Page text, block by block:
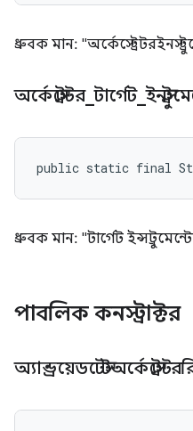
ধ্রুবক মান:
অর্কেস্ট্রেটর_টার্গেট_
public static final String
ধ্রুবক মান: "টার্গেট
পাবলিক কনস্ট্রাক্টর